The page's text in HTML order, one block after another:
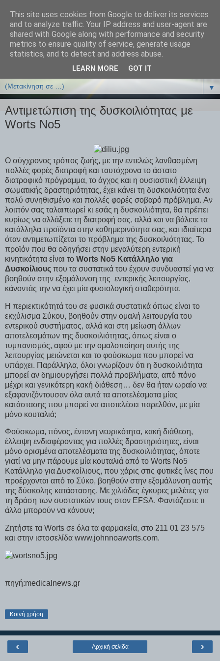
ΒΙΟΛΟΓΙΑonline.gr
Online Μαθήματα Βιολογίας
▼
Αντιμετώπιση της δυσκοιλιότητας με
Worts No5
O σύγχρονος τρόπος ζωής, με την εντελώς λανθασμένη
πολλές φορές διατροφή και ταυτόχρονα το άστατο
διατροφικό πρόγραμμα, το άγχος και η ουσιαστική έλλειψη
σωματικής δραστηριότητας, έχει κάνει τη δυσκοιλιότητα ένα
πολύ συνηθισμένο και πολλές φορές σοβαρό πρόβλημα. Aν
λοιπόν σας ταλαιπωρεί κι εσάς η δυσκοιλιότητα, θα πρέπει
κυρίως να αλλάξετε τη διατροφή σας, αλλά και να βάλετε τα
κατάλληλα προϊόντα στην καθημερινότητα σας, και ιδιαίτερα
όταν αντιμετωπίζεται το πρόβλημα της δυσκοιλιότητας. Το
προϊόν που θα οδηγήσει στην μεγαλύτερη εντερική
κινητικότητα είναι το Worts No5 Κατάλληλο για
Δυσκοίλιους που τα συστατικά του έχουν συνδυαστεί για να
βοηθούν στην εξομάλυνση της εντερικής λειτουργίας,
κάνοντάς την να έχει μία φυσιολογική σταθερότητα.
Η περιεκτικότητά του σε φυσικά συστατικά όπως είναι το
εκχύλισμα Σύκου, βοηθούν στην ομαλή λειτουργία του
εντερικού συστήματος, αλλά και στη μείωση άλλων
αποτελεσμάτων της δυσκοιλιότητας, όπως είναι ο
τυμπανισμός, αφού με την oμαλοποίηση αυτής της
λειτουργίας μειώνεται και το φούσκωμα που μπορεί να
υπάρχει. Παράλληλα, όλοι γνωρίζουν ότι η δυσκοιλιότητα
μπορεί αν δημιουργήσει πολλά προβλήματα, από πόνο
μέχρι και γενικότερη κακή διάθεση… δεν θα ήταν ωραίο να
εξαφανιζόντουσαν όλα αυτά τα αποτελέσματα μίας
κατάστασης που μπορεί να αποτελέσει παρελθόν, με μία
μόνο κουταλιά;
Φούσκωμα, πόνος, έντονη νευρικότητα, κακή διάθεση,
έλλειψη ενδιαφέροντας για πολλές δραστηριότητες, είναι
μόνο ορισμένα αποτελέσματα της δυσκοιλιότητας, όποτε
γιατί να μην πάρουμε μία κουταλιά από το Worts No5
Κατάλληλο για Δυσκοίλιους, που χάρις στις φυτικές ίνες που
προέρχονται από το Σύκο, βοηθούν στην εξομάλυνση αυτής
της δύσκολης κατάστασης. Με χιλιάδες έγκυρες μελέτες για
τη δράση των συστατικών τους στον EFSA. Φαντάζεστε τι
άλλο μπορούν να κάνουν;
Ζητήστε τα Worts σε όλα τα φαρμακεία, στο 211 01 23 575
και στην ιστοσελίδα www.johnnoaworts.com.
πηγή:medicalnews.gr
Κοινή χρήση
‹ ›
Αρχική σελίδα
This site uses cookies from Google to deliver its services
and to analyze traffic. Your IP address and user-agent are
shared with Google along with performance and security
metrics to ensure quality of service, generate usage
statistics, and to detect and address abuse.
LEARN MORE GOT IT